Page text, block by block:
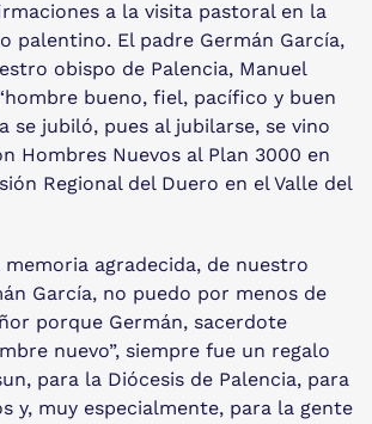
a la visita pastoral en la
palentino. El padre Germán García,
obispo de Palencia, Manuel
bueno, fiel, pacífico y buen
se jubiló, pues al jubilarse, se vino
Hombres Nuevos al Plan 3000 en
Regional del Duero en el Valle del
agradecida, de nuestro
García, no puedo por menos de
porque Germán, sacerdote
nuevo”, siempre fue un regalo
para la Diócesis de Palencia, para
y, muy especialmente, para la gente